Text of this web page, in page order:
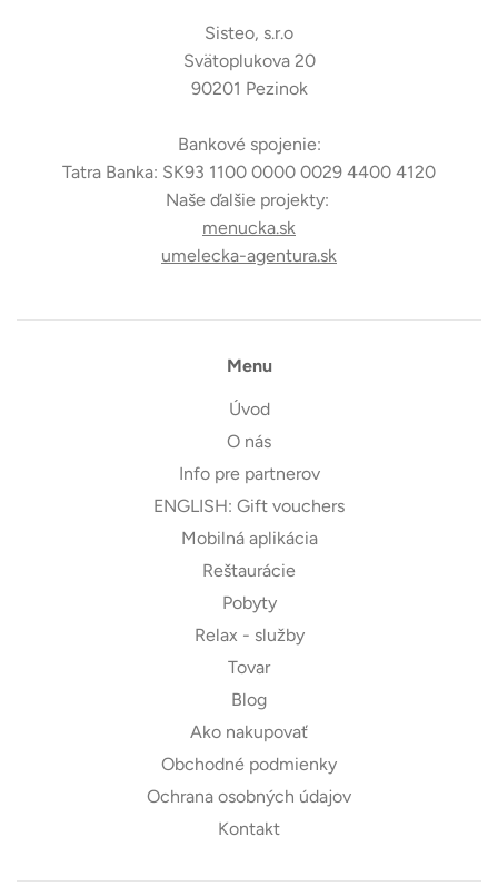
Sisteo, s.r.o
Svätoplukova 20
90201 Pezinok
Bankové spojenie:
Tatra Banka: SK93 1100 0000 0029 4400 4120
Naše ďalšie projekty:
menucka.sk
umelecka-agentura.sk
Menu
Úvod
O nás
Info pre partnerov
ENGLISH: Gift vouchers
Mobilná aplikácia
Reštaurácie
Pobyty
Relax - služby
Tovar
Blog
Ako nakupovať
Obchodné podmienky
Ochrana osobných údajov
Kontakt